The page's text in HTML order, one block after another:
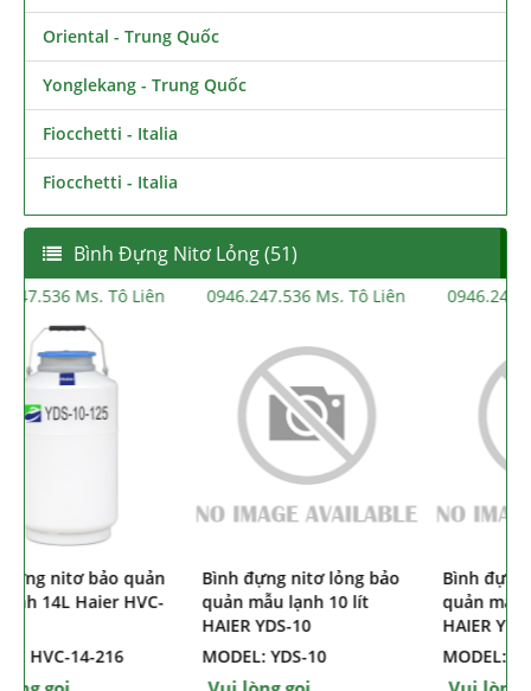
Oriental - Trung Quốc
Yonglekang - Trung Quốc
Fiocchetti - Italia
Fiocchetti - Italia
Bình Đựng Nitơ Lỏng (51)
0946.247.536 Ms. Tô Liên
Bình đựng nitơ bảo quản
mẫu lạnh 14L Haier HVC-
MODEL: HVC-14-216
0946.247.536 Ms. Tô Liên
Bình đựng nitơ lỏng bảo
quản mẫu lạnh 10 lít
HAIER YDS-10
MODEL: YDS-10